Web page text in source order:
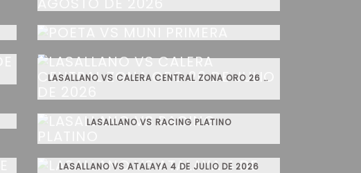
LASALLANO VS CALERA CENTRAL ZONA ORO 26 DE JULIO DE 2026
LASALLANO VS RACING PLATINO
LASALLANO VS ATALAYA 4 DE JULIO DE 2026